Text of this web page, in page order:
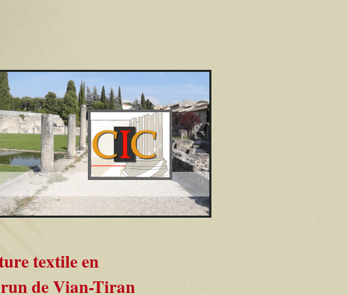
textile en
de Vian-Tiran